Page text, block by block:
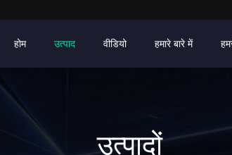
होम उत्पाद वीडियो हमारे बारे में
उत्पादों